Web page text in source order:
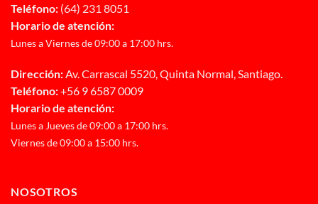
Teléfono: (64) 231 8051
Horario de atención:
Lunes a Viernes de 09:00 a 17:00 hrs.
Dirección:Av. Carrascal 5520, Quinta Normal, Santiago.
Teléfono:+56 9 6587 0009
Horario de atención:
Lunes a Jueves de 09:00 a 17:00 hrs.
Viernes de 09:00 a 15:00 hrs.
NOSOTROS